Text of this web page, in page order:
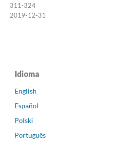
311-324
2019-12-31
Idioma
English
Español
Polski
Português